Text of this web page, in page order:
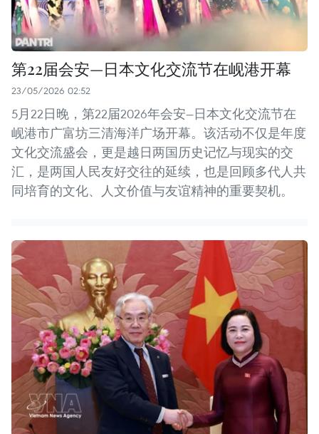
第22届会安—日本文化交流节在岘港开幕
23/05/2026 02:52
5月22日晚，第22届2026年会安—日本文化交流节在
岘港市广富坊三清海洋广场开幕。该活动不仅是年度
文化交流盛会，更是越日两国历史记忆与现实的交
汇，是两国人民友好交往的延续，也是回顾多代人共
同培育的文化、人文价值与友谊精神的重要契机。